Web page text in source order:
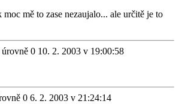
moc mě to zase nezaujalo... ale určitě je to
10. 2. 2003 v 19:00:58
6. 2. 2003 v 21:24:14